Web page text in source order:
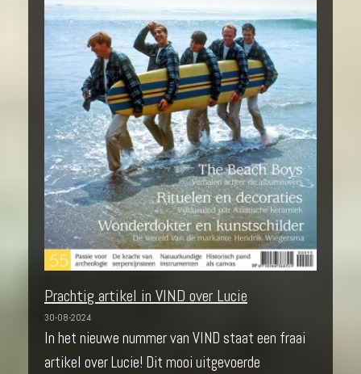
Prachtig artikel in VIND over Lucie
30-08-2024
In het nieuwe nummer van VIND staat een fraai
artikel over Lucie! Dit mooi uitgevoerde